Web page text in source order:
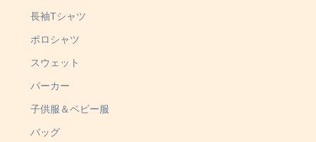
長袖Tシャツ
ポロシャツ
スウェット
パーカー
子供服＆ベビー服
バッグ